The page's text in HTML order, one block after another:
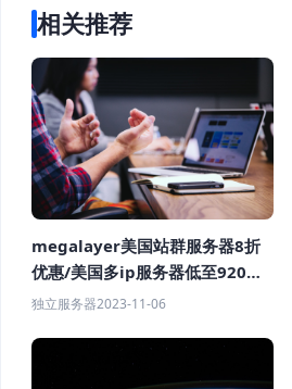
相关推荐
megalayer美国站群服务器8折
优惠/美国多ip服务器低至920元
每月
独立服务器2023-11-06